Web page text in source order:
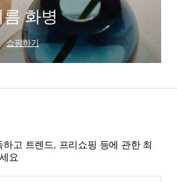
름 화병
쇼핑하기
고 트렌드, 프리쇼핑 등에 관한 최
요